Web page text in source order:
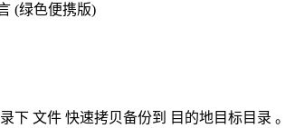
(绿色便携版)
下 文件 快速拷贝备份到 目的地目标目录 。